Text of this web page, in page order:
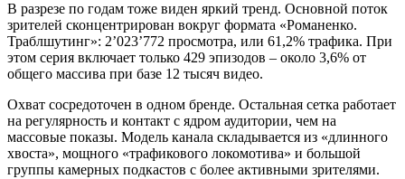
В разрезе по годам тоже виден яркий тренд. Основной поток
зрителей сконцентрирован вокруг формата «Романенко.
Траблшутинг»: 2’023’772 просмотра, или 61,2% трафика. При
этом серия включает только 429 эпизодов – около 3,6% от
общего массива при базе 12 тысяч видео.
Охват сосредоточен в одном бренде. Остальная сетка работает
на регулярность и контакт с ядром аудитории, чем на
массовые показы. Модель канала складывается из «длинного
хвоста», мощного «трафикового локомотива» и большой
группы камерных подкастов с более активными зрителями.